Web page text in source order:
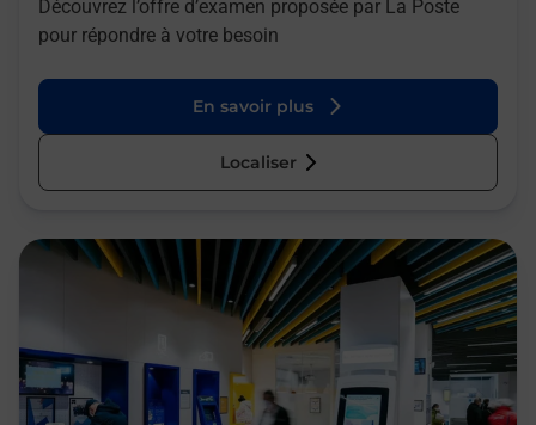
Découvrez l’offre d’examen proposée par La Poste
pour répondre à votre besoin
En savoir plus
Localiser